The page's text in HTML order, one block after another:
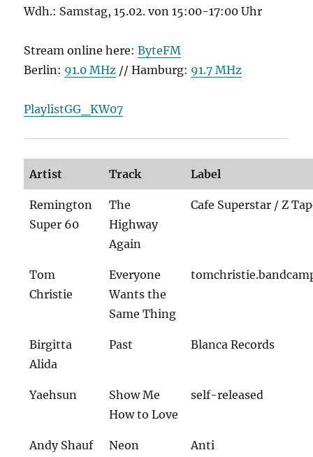
Wdh.: Samstag, 15.02. von 15:00-17:00 Uhr
Stream online here:ByteFM
Berlin: 91.0 MHz // Hamburg: 91.7 MHz
PlaylistGG_KW07
Artist Track Label
Remington
Super 60
The
Highway
Again
Cafe Superstar / Z
Tom
Christie
Everyone
Wants the
Same Thing
Birgitta
Alida
Past Blanca Records
Yaehsun
Show Me
How to Love
self-released
Andy Shauf
Neon
Anti